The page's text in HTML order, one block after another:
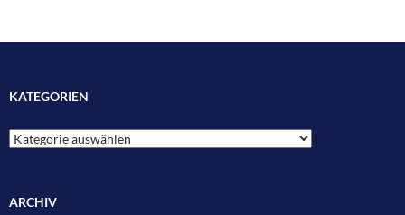
KATEGORIEN
Kategorien
ARCHIV